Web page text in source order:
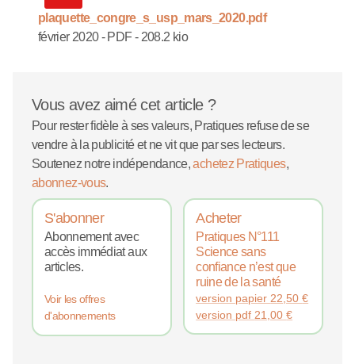
plaquette_congre_s_usp_mars_2020.pdf
février 2020 - PDF- 208.2 kio
Vous avez aimé cet article ?
Pour rester fidèle à ses valeurs, Pratiques refuse de se
vendre à la publicité et ne vit que par ses lecteurs.
Soutenez notre indépendance,achetez Pratiques,
abonnez-vous.
S'abonner
Abonnement avec
accès immédiat aux
articles.
Voir les offres
d'abonnements
Acheter
Pratiques N°111
Science sans
confiance n’est que
ruine de la santé
version papier 22,50€
version pdf 21,00€